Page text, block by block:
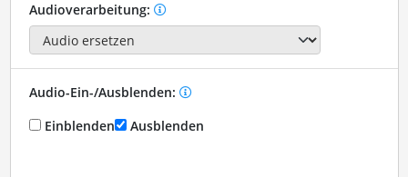
Audioverarbeitung:
Audio-Ein-/Ausblenden:
Einblenden
Ausblenden